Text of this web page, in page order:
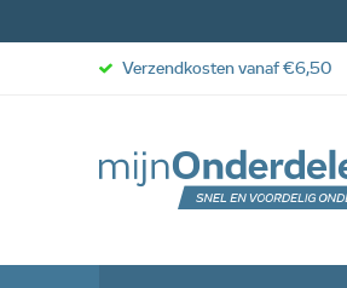
Verzendkosten vanaf €6,50